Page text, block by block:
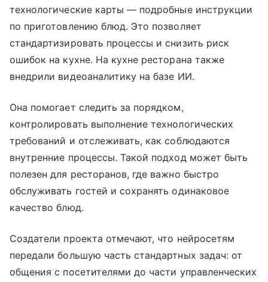
технологические карты — подробные инструкции
по приготовлению блюд. Это позволяет
стандартизировать процессы и снизить риск
ошибок на кухне. На кухне ресторана также
внедрили видеоаналитику на базе ИИ.
Она помогает следить за порядком,
контролировать выполнение технологических
требований и отслеживать, как соблюдаются
внутренние процессы. Такой подход может быть
полезен для ресторанов, где важно быстро
обслуживать гостей и сохранять одинаковое
качество блюд.
Создатели проекта отмечают, что нейросетям
передали большую часть стандартных задач: от
общения с посетителями до части управленческих